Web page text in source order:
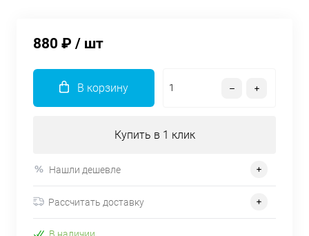
880 ₽ / шт
В корзину
Купить в 1 клик
Нашли дешевле
Рассчитать доставку